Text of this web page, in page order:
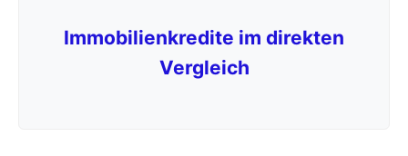
Immobilienkredite im direkten
Vergleich